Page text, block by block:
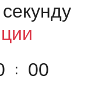
секунду
: 00